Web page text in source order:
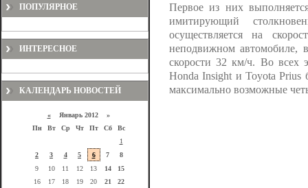
ПОПУЛЯРНОЕ
ИНТЕРЕСНОЕ
КАЛЕНДАРЬ НОВОСТЕЙ
«Январь 2012 »
Пн
Вт Ср Чт Пт Сб
Вс
1
2
3 4 5 6 7
8
9
10 11 12 13 14
15
16
17 18 19 20 21
22
Первое из них
имитирующий
осуществляется на
неподвижном автомобиле,
скорости 32 км/ч. Во всех
Honda Insight и Toyota
максимально возможные